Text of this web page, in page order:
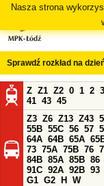
Nasza strona
Sprawdź rozkład na
Z Z1 Z2 0 1 2 3
41 43 45
Z3 Z6 Z13 Z43
55B 55C 56 57
64A 64B 65A
73 75A 75B 76
84B 85A 85B 86
91C 92A 92B 93
G1 G2 H
W